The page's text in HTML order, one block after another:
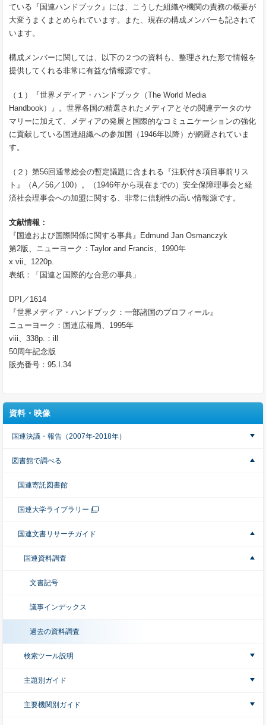
ている『国連ハンドブック』には、こうした組織や機関の責務の概要が
大変うまくまとめられています。また、現在の構成メンバーも記されて
います。
構成メンバーに関しては、以下の２つの資料も、整理された形で情報を
提供してくれる非常に有益な情報源です。
（１）『世界メディア・ハンドブック（The World Media
Handbook）』。世界各国の精選されたメディアとその関連データのサ
マリーに加えて、メディアの発展と国際的なコミュニケーションの強化
に貢献している国連組織への参加国（1946年以降）が網羅されていま
す。
（２）第56回通常総会の暫定議題に含まれる『注釈付き項目事前リス
ト』（A／56／100）。（1946年から現在までの）安全保障理事会と経
済社会理事会への加盟に関する、非常に信頼性の高い情報源です。
文献情報：
『国連および国際関係に関する事典』Edmund Jan Osmanczyk
第2版、ニューヨーク：Taylor and Francis、1990年
x vii、1220p.
表紙：「国連と国際的な合意の事典」
DPI／1614
『世界メディア・ハンドブック：一部諸国のプロフィール』
ニューヨーク：国連広報局、1995年
viii、338p.：ill
50周年記念版
販売番号：95.I.34
資料・映像
国連決議・報告（2007年-2018年）
図書館で調べる
国連寄託図書館
国連大学ライブラリー
国連文書リサーチガイド
国連資料調査
文書記号
議事インデックス
過去の資料調査
検索ツール説明
主題別ガイド
主要機関別ガイド